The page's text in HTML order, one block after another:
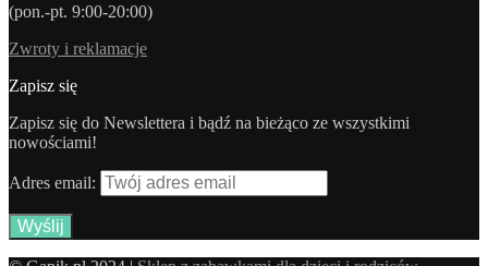
(pon.-pt. 9:00-20:00)
Zwroty i reklamacje
Zapisz się
Zapisz się do Newslettera i bądź na bieżąco ze wszystkimi
nowościami!
Adres email: